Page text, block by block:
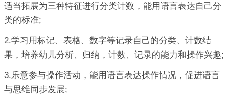
适当拓展为三种特征进行分类计数，能用语言表达自己分
类的标准;
2.学习用标记、表格、数字等记录自己的分类、计数结
果，培养幼儿分析、归纳，计数、记录的能力和操作兴趣;
3.乐意参与操作活动，能用语言表达操作情况，促进语言
与思维同步发展;